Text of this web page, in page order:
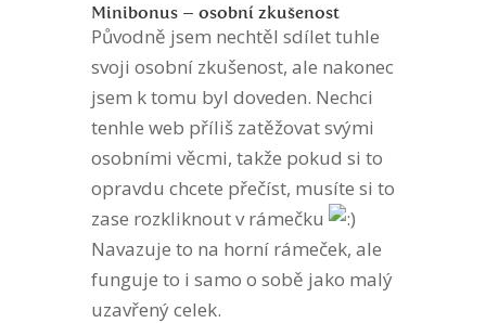
Minibonus – osobní zkušenost
Původně jsem nechtěl sdílet tuhle
svoji osobní zkušenost, ale nakonec
jsem k tomu byl doveden. Nechci
tenhle web příliš zatěžovat svými
osobními věcmi, takže pokud si to
opravdu chcete přečíst, musíte si to
zase rozkliknout v rámečku
Navazuje to na horní rámeček, ale
funguje to i samo o sobě jako malý
uzavřený celek.